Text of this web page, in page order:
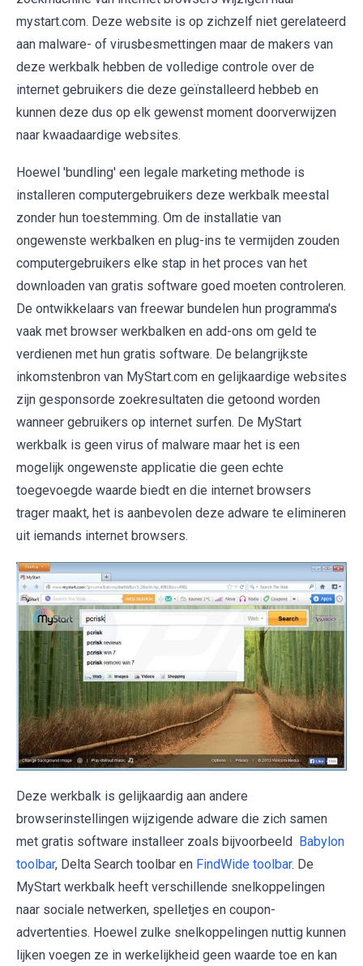
mystart.com. Deze website is op zichzelf niet gerelateerd
aan malware- of virusbesmettingen maar de makers van
deze werkbalk hebben de volledige controle over de
internet gebruikers die deze geïnstalleerd hebbeb en
kunnen deze dus op elk gewenst moment doorverwijzen
naar kwaadaardige websites.
Hoewel 'bundling' een legale marketing methode is
installeren computergebruikers deze werkbalk meestal
zonder hun toestemming. Om de installatie van
ongewenste werkbalken en plug-ins te vermijden zouden
computergebruikers elke stap in het proces van het
downloaden van gratis software goed moeten controleren.
De ontwikkelaars van freewar bundelen hun programma's
vaak met browser werkbalken en add-ons om geld te
verdienen met hun gratis software. De belangrijkste
inkomstenbron van MyStart.com en gelijkaardige websites
zijn gesponsorde zoekresultaten die getoond worden
wanneer gebruikers op internet surfen. De MyStart
werkbalk is geen virus of malware maar het is een
mogelijk ongewenste applicatie die geen echte
toegevoegde waarde biedt en die internet browsers
trager maakt, het is aanbevolen deze adware te elimineren
uit iemands internet browsers.
Deze werkbalk is gelijkaardig aan andere
browserinstellingen wijzigende adware die zich samen
met gratis software installeer zoals bijvoorbeeld Babylon
toolbar, Delta Search toolbar en FindWide toolbar. De
MyStart werkbalk heeft verschillende snelkoppelingen
naar sociale netwerken, spelletjes en coupon-
advertenties. Hoewel zulke snelkoppelingen nuttig kunnen
lijken voegen ze in werkelijkheid geen waarde toe en kan